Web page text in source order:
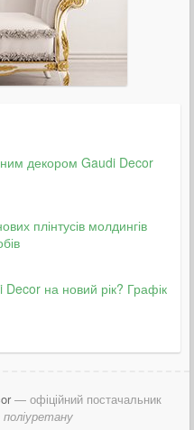
декором Gaudi Decor
плінтусів молдингів
на новий рік? Графік
— офіційний постачальник
поліуретану